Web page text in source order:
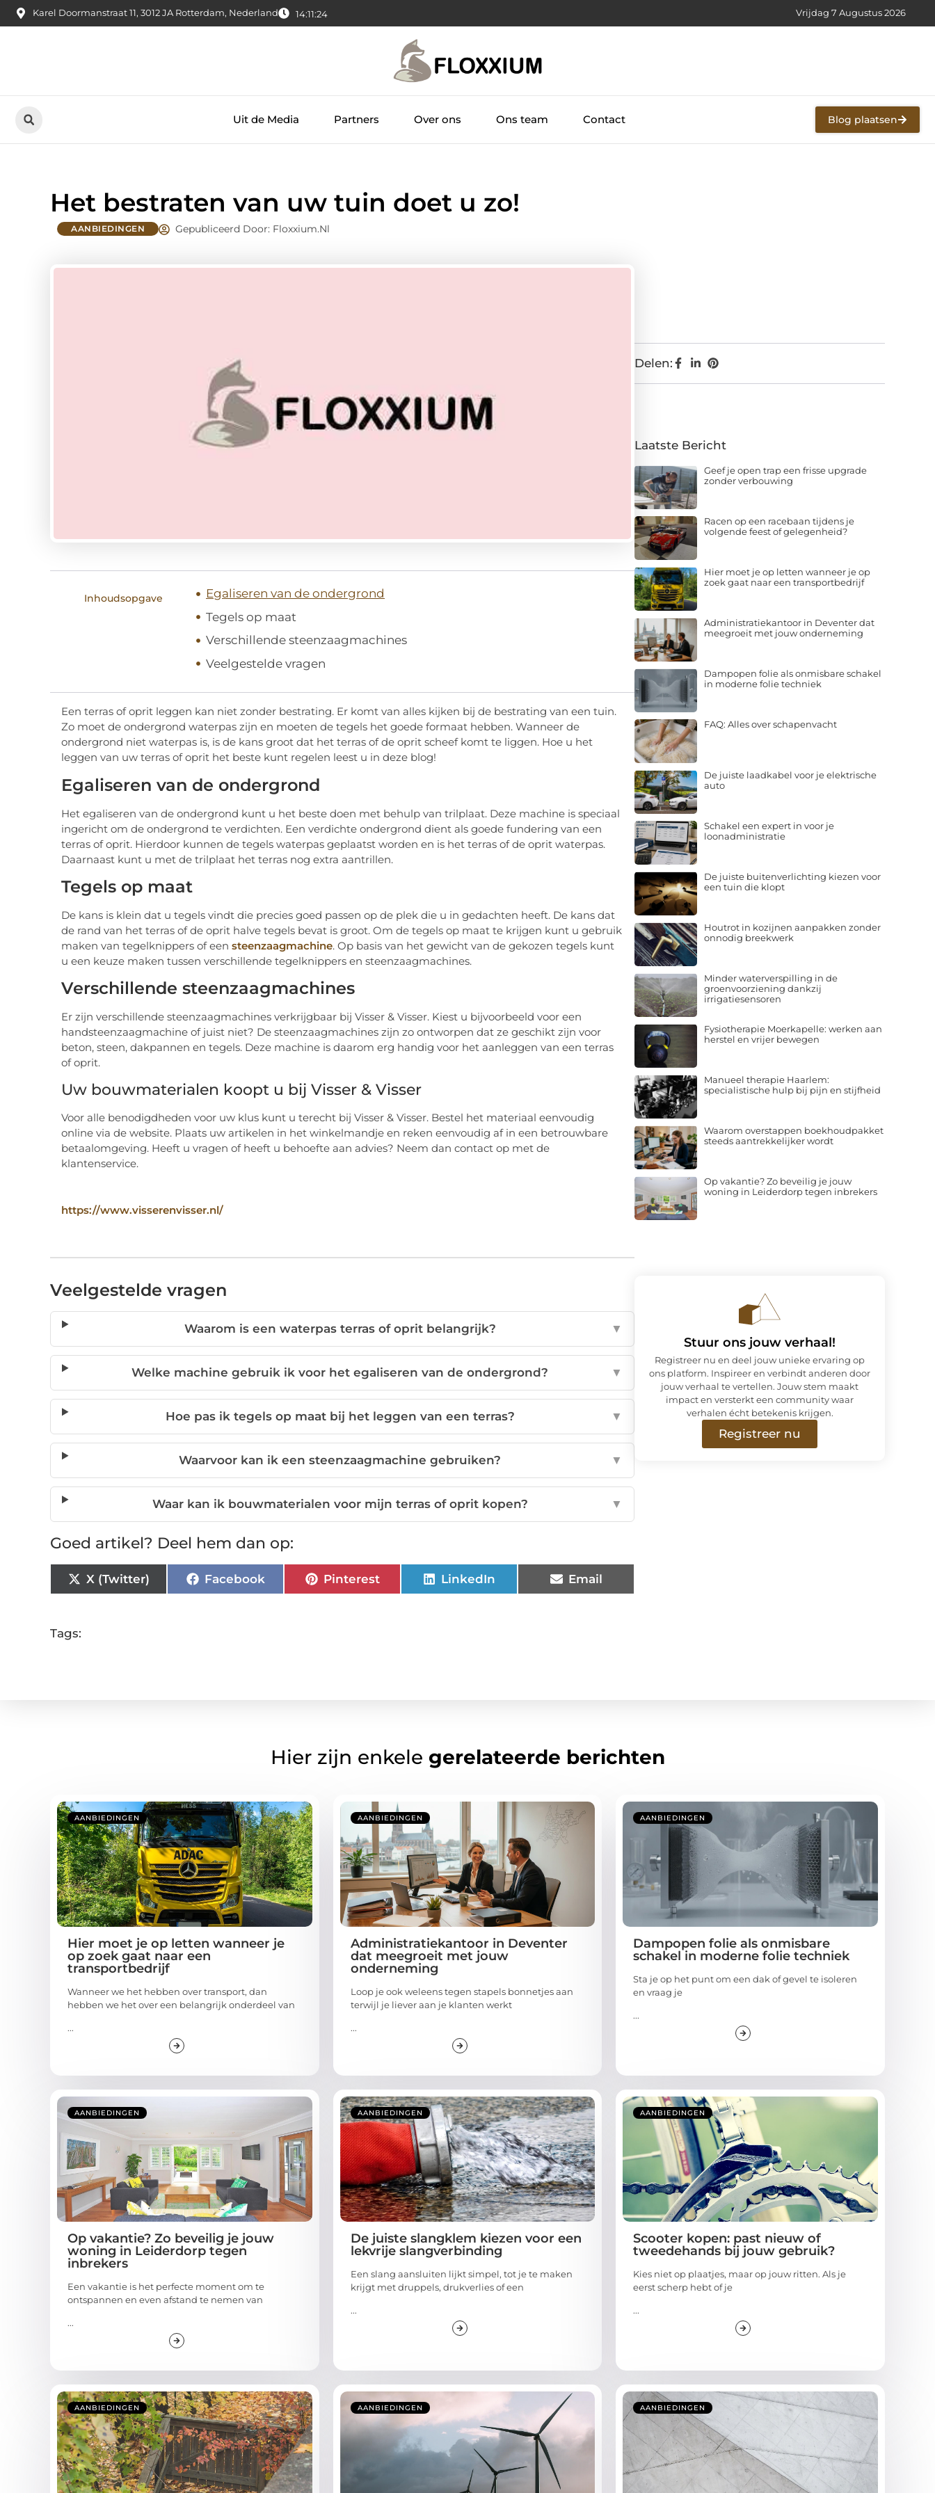
Karel Doormanstraat 11, 3012 JA Rotterdam, Nederland 14:11:25 Vrijdag 7 Augustus 2026
Uit de Media Partners Over ons Ons team Contact Blog plaatsen
Het bestraten van uw tuin doet u zo!
AANBIEDINGEN Gepubliceerd Door: Floxxium.nl
Inhoudsopgave
Egaliseren van de ondergrond
Tegels op maat
Verschillende steenzaagmachines
Veelgestelde vragen
Een terras of oprit leggen kan niet zonder bestrating. Er komt van alles kijken bij de bestrating van een tuin.
Zo moet de ondergrond waterpas zijn en moeten de tegels het goede formaat hebben. Wanneer de
ondergrond niet waterpas is, is de kans groot dat het terras of de oprit scheef komt te liggen. Hoe u het
leggen van uw terras of oprit het beste kunt regelen leest u in deze blog!
Egaliseren van de ondergrond
Het egaliseren van de ondergrond kunt u het beste doen met behulp van trilplaat. Deze machine is speciaal
ingericht om de ondergrond te verdichten. Een verdichte ondergrond dient als goede fundering van een
terras of oprit. Hierdoor kunnen de tegels waterpas geplaatst worden en is het terras of de oprit waterpas.
Daarnaast kunt u met de trilplaat het terras nog extra aantrillen.
Tegels op maat
De kans is klein dat u tegels vindt die precies goed passen op de plek die u in gedachten heeft. De kans dat
de rand van het terras of de oprit halve tegels bevat is groot. Om de tegels op maat te krijgen kunt u gebruik
maken van tegelknippers of een steenzaagmachine. Op basis van het gewicht van de gekozen tegels kunt
u een keuze maken tussen verschillende tegelknippers en steenzaagmachines.
Verschillende steenzaagmachines
Er zijn verschillende steenzaagmachines verkrijgbaar bij Visser & Visser. Kiest u bijvoorbeeld voor een
handsteenzaagmachine of juist niet? De steenzaagmachines zijn zo ontworpen dat ze geschikt zijn voor
beton, steen, dakpannen en tegels. Deze machine is daarom erg handig voor het aanleggen van een terras
of oprit.
Uw bouwmaterialen koopt u bij Visser & Visser
Voor alle benodigdheden voor uw klus kunt u terecht bij Visser & Visser. Bestel het materiaal eenvoudig
online via de website. Plaats uw artikelen in het winkelmandje en reken eenvoudig af in een betrouwbare
betaalomgeving. Heeft u vragen of heeft u behoefte aan advies? Neem dan contact op met de
klantenservice.
https://www.visserenvisser.nl/
Veelgestelde vragen
Waarom is een waterpas terras of oprit belangrijk? ▼
Welke machine gebruik ik voor het egaliseren van de ondergrond? ▼
Hoe pas ik tegels op maat bij het leggen van een terras? ▼
Waarvoor kan ik een steenzaagmachine gebruiken? ▼
Waar kan ik bouwmaterialen voor mijn terras of oprit kopen? ▼
Goed artikel? Deel hem dan op:
X (Twitter) Facebook Pinterest LinkedIn Email
Tags:
Delen:
Laatste Bericht
Geef je open trap een frisse upgrade
zonder verbouwing
Racen op een racebaan tijdens je
volgende feest of gelegenheid?
Hier moet je op letten wanneer je op
zoek gaat naar een transportbedrijf
Administratiekantoor in Deventer dat
meegroeit met jouw onderneming
Dampopen folie als onmisbare schakel
in moderne folie techniek
FAQ: Alles over schapenvacht
De juiste laadkabel voor je elektrische
auto
Schakel een expert in voor je
loonadministratie
De juiste buitenverlichting kiezen voor
een tuin die klopt
Houtrot in kozijnen aanpakken zonder
onnodig breekwerk
Minder waterverspilling in de
groenvoorziening dankzij
irrigatiesensoren
Fysiotherapie Moerkapelle: werken aan
herstel en vrijer bewegen
Manueel therapie Haarlem:
specialistische hulp bij pijn en stijfheid
Waarom overstappen boekhoudpakket
steeds aantrekkelijker wordt
Op vakantie? Zo beveilig je jouw
woning in Leiderdorp tegen inbrekers
Stuur ons jouw verhaal!
Registreer nu en deel jouw unieke ervaring op
ons platform. Inspireer en verbindt anderen door
jouw verhaal te vertellen. Jouw stem maakt
impact en versterkt een community waar
verhalen écht betekenis krijgen.
Registreer nu
Hier zijn enkele gerelateerde berichten
AANBIEDINGEN
Hier moet je op letten wanneer je
op zoek gaat naar een
transportbedrijf
Wanneer we het hebben over transport, dan
hebben we het over een belangrijk onderdeel van
...
AANBIEDINGEN
Administratiekantoor in Deventer
dat meegroeit met jouw
onderneming
Loop je ook weleens tegen stapels bonnetjes aan
terwijl je liever aan je klanten werkt
...
AANBIEDINGEN
Dampopen folie als onmisbare
schakel in moderne folie techniek
Sta je op het punt om een dak of gevel te isoleren
en vraag je
...
AANBIEDINGEN
Op vakantie? Zo beveilig je jouw
woning in Leiderdorp tegen
inbrekers
Een vakantie is het perfecte moment om te
ontspannen en even afstand te nemen van
...
AANBIEDINGEN
De juiste slangklem kiezen voor een
lekvrije slangverbinding
Een slang aansluiten lijkt simpel, tot je te maken
krijgt met druppels, drukverlies of een
...
AANBIEDINGEN
Scooter kopen: past nieuw of
tweedehands bij jouw gebruik?
Kies niet op plaatjes, maar op jouw ritten. Als je
eerst scherp hebt of je
...
AANBIEDINGEN AANBIEDINGEN AANBIEDINGEN